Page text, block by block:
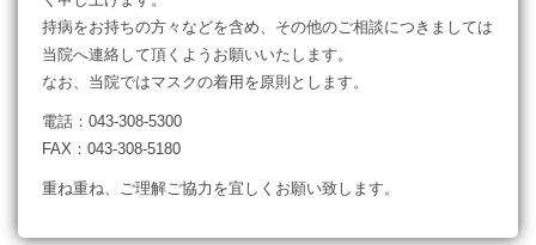
持病をお持ちの方々などを含め、その他のご相談につきましては
当院へ連絡して頂くようお願いいたします。
なお、当院ではマスクの着用を原則とします。
電話：043-308-5300
FAX：043-308-5180
重ね重ね、ご理解ご協力を宜しくお願い致します。